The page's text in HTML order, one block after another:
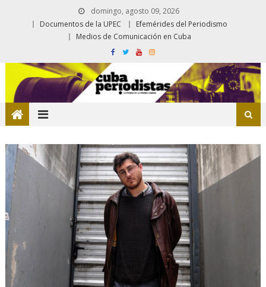
domingo, agosto 09, 2026
Documentos de la UPEC
Efemérides del Periodismo
Medios de Comunicación en Cuba